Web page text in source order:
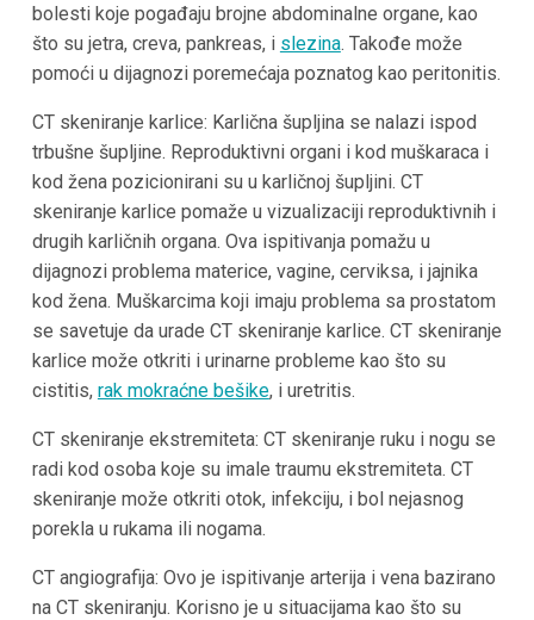
bolesti koje pogađaju brojne abdominalne organe, kao
što su jetra, creva, pankreas, i slezina. Takođe može
pomoći u dijagnozi poremećaja poznatog kao peritonitis.
CT skeniranje karlice: Karlična šupljina se nalazi ispod
trbušne šupljine. Reproduktivni organi i kod muškaraca i
kod žena pozicionirani su u karličnoj šupljini. CT
skeniranje karlice pomaže u vizualizaciji reproduktivnih i
drugih karličnih organa. Ova ispitivanja pomažu u
dijagnozi problema materice, vagine, cerviksa, i jajnika
kod žena. Muškarcima koji imaju problema sa prostatom
se savetuje da urade CT skeniranje karlice. CT skeniranje
karlice može otkriti i urinarne probleme kao što su
cistitis, rak mokraćne bešike, i uretritis.
CT skeniranje ekstremiteta: CT skeniranje ruku i nogu se
radi kod osoba koje su imale traumu ekstremiteta. CT
skeniranje može otkriti otok, infekciju, i bol nejasnog
porekla u rukama ili nogama.
CT angiografija: Ovo je ispitivanje arterija i vena bazirano
na CT skeniranju. Korisno je u situacijama kao što su